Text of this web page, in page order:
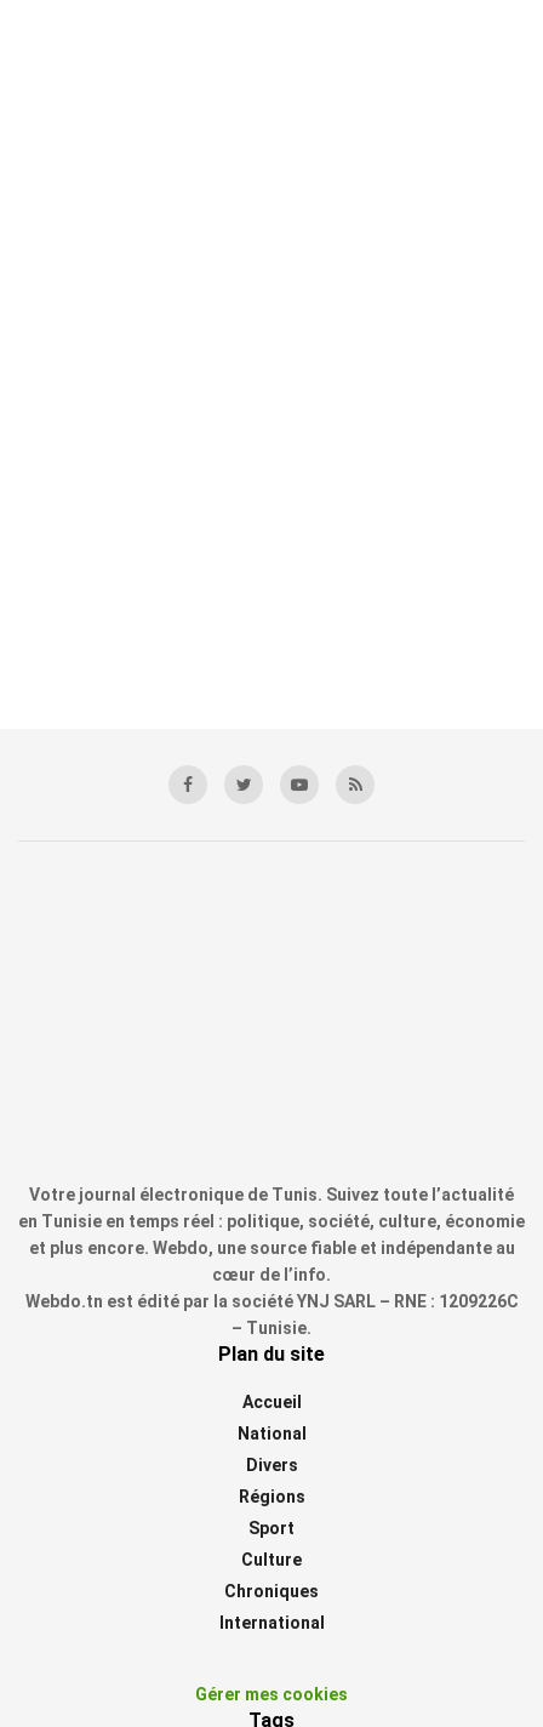
Votre journal électronique de Tunis. Suivez toute l’actualité
en Tunisie en temps réel : politique, société, culture, économie
et plus encore. Webdo, une source fiable et indépendante au
cœur de l’info.
Webdo.tn est édité par la société YNJ SARL – RNE : 1209226C
– Tunisie.
Plan du site
Accueil
National
Divers
Régions
Sport
Culture
Chroniques
International
Gérer mes cookies
Tags